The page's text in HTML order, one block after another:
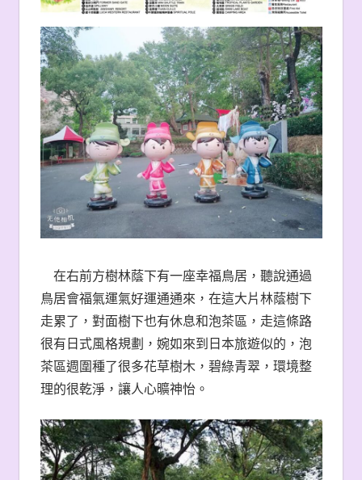
在右前方樹林蔭下有一座幸福鳥居，聽說通過
鳥居會福氣運氣好運通通來，在這大片林蔭樹下
走累了，對面樹下也有休息和泡茶區，走這條路
很有日式風格規劃，婉如來到日本旅遊似的，泡
茶區週圍種了很多花草樹木，碧綠青翠，環境整
理的很乾淨，讓人心曠神怡。